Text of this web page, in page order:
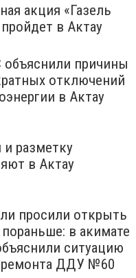
акция «Газель
в Актау
причины
отключений
в Актау
и разметку
в Актау
просили открыть
в акимате
ситуацию
ремонта ДДУ №60